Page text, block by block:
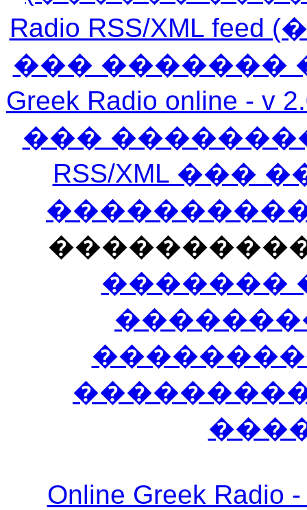
Radio RSS/XML
��� �������
Greek Radio
���
RSS/XML
�������
Online Greek